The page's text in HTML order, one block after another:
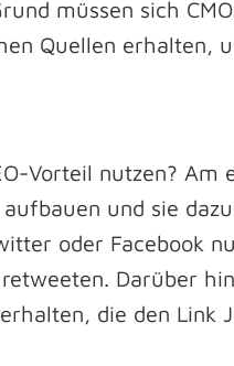
müssen sich
Quellen erhalten,
Vorteil nutzen?
und sie
oder Facebook
Darüber
die den Link